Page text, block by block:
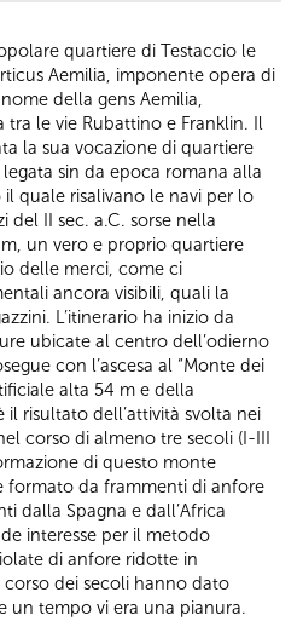
quartiere di Testaccio le
Aemilia, imponente opera di
della gens Aemilia,
tra le vie Rubattino e Franklin. Il
la sua vocazione di quartiere
sin da epoca romana alla
quale risalivano le navi per lo
del II sec. a.C. sorse nella
un vero e proprio quartiere
delle merci, come ci
ancora visibili, quali la
L’itinerario ha inizio da
ubicate al centro dell’odierno
con l’ascesa al “Monte dei
alta 54 m e della
il risultato dell’attività svolta nei
corso di almeno tre secoli (I-III
di questo monte
formato da frammenti di anfore
dalla Spagna e dall’Africa
interesse per il metodo
di anfore ridotte in
dei secoli hanno dato
un tempo vi era una pianura.